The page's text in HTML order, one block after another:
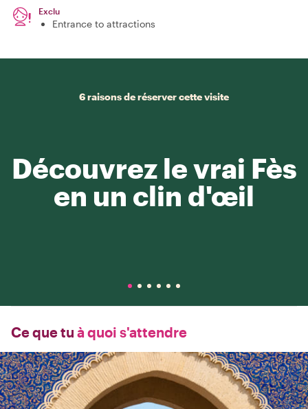
Exclu
Entrance to attractions
6 raisons de réserver cette visite
Découvrez le vrai Fès
en un clin d'œil
Ce que tu à quoi s'attendre